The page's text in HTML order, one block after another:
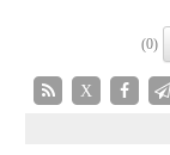
(0)
X